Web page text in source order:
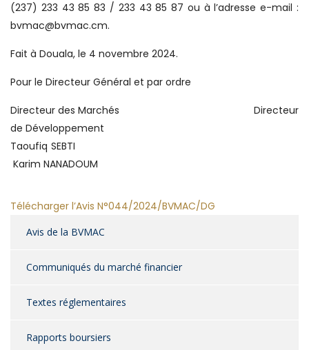
(237) 233 43 85 83 / 233 43 85 87 ou à l’adresse e-mail :
bvmac@bvmac.cm.
Fait à Douala, le 4 novembre 2024.
Pour le Directeur Général et par ordre
Directeur des Marchés Directeur
de Développement
Taoufiq SEBTI
Karim NANADOUM
Télécharger l’Avis N°044/2024/BVMAC/DG
Avis de la BVMAC
Communiqués du marché financier
Textes réglementaires
Rapports boursiers